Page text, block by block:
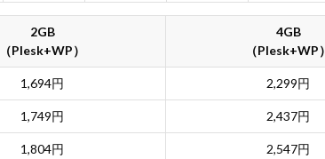
2GB
（Plesk+WP）
4GB
（Plesk+WP）
1,694円 2,299円
1,749円 2,437円
1,804円 2,547円